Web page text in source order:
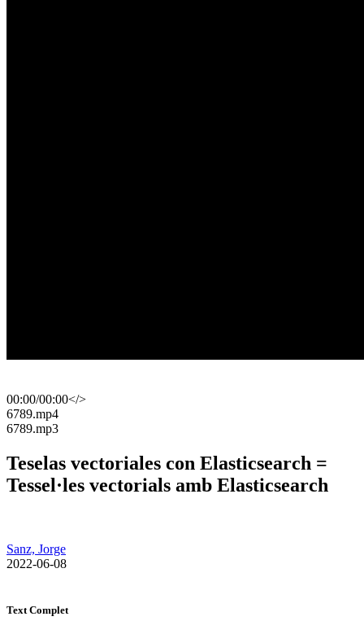
00:00/00:00</>
​6789.mp4
​6789.mp3
Teselas vectoriales con Elasticsearch =
Tessel·les vectorials amb Elasticsearch
Sanz, Jorge
​ 2022-06-08
Text Complet